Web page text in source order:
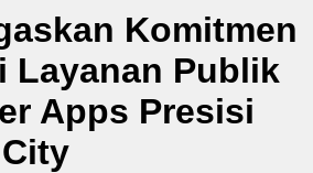
Komitmen
Layanan Publik
Apps Presisi